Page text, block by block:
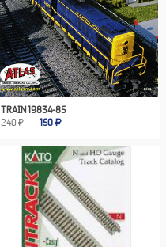
TRAIN 19834-85
240 ₽
150